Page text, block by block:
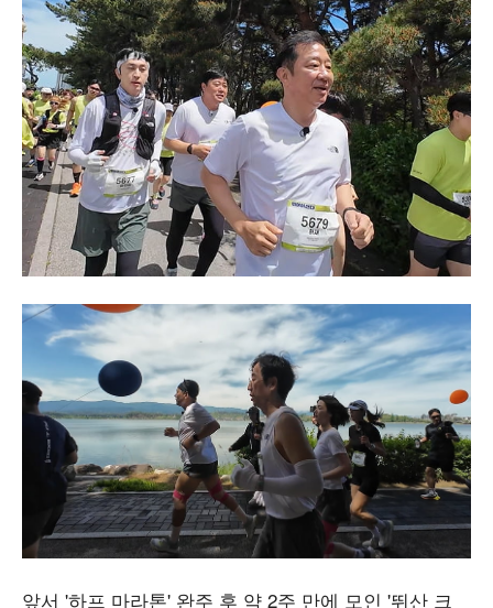
앞서 '하프 마라톤' 완주 후 약 2주 만에 모인 '뛰산 크